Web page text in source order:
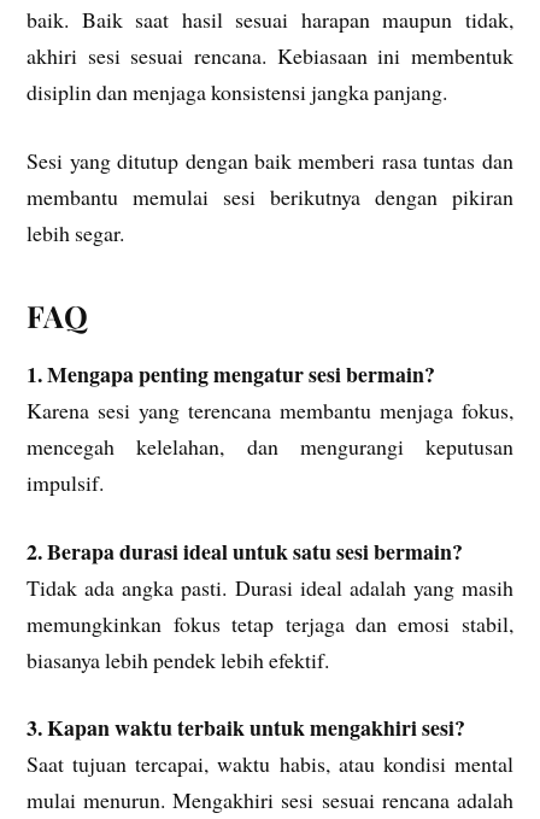
baik. Baik saat hasil sesuai harapan maupun tidak,
akhiri sesi sesuai rencana. Kebiasaan ini membentuk
disiplin dan menjaga konsistensi jangka panjang.
Sesi yang ditutup dengan baik memberi rasa tuntas dan
membantu memulai sesi berikutnya dengan pikiran
lebih segar.
FAQ
1. Mengapa penting mengatur sesi bermain?
Karena sesi yang terencana membantu menjaga fokus,
mencegah kelelahan, dan mengurangi keputusan
impulsif.
2. Berapa durasi ideal untuk satu sesi bermain?
Tidak ada angka pasti. Durasi ideal adalah yang masih
memungkinkan fokus tetap terjaga dan emosi stabil,
biasanya lebih pendek lebih efektif.
3. Kapan waktu terbaik untuk mengakhiri sesi?
Saat tujuan tercapai, waktu habis, atau kondisi mental
mulai menurun. Mengakhiri sesi sesuai rencana adalah